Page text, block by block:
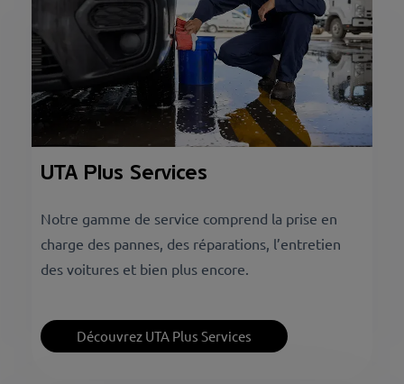
UTA Plus Services
Notre gamme de service comprend la prise en
charge des pannes, des réparations, l’entretien
des voitures et bien plus encore.
Découvrez UTA Plus Services